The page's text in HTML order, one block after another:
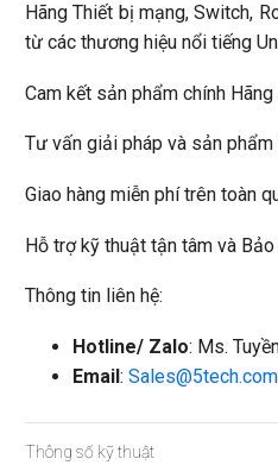
Hãng Thiết bị mạng, Switch,
từ các thương hiệu nổi tiếng
Cam kết sản phẩm chính
Tư vấn giải pháp và sản
Giao hàng miễn phí trên toàn
Hỗ trợ kỹ thuật tận tâm và Bảo
Thông tin liên hệ:
Hotline/ Zalo: Ms.
Email:
Thông số kỹ thuật